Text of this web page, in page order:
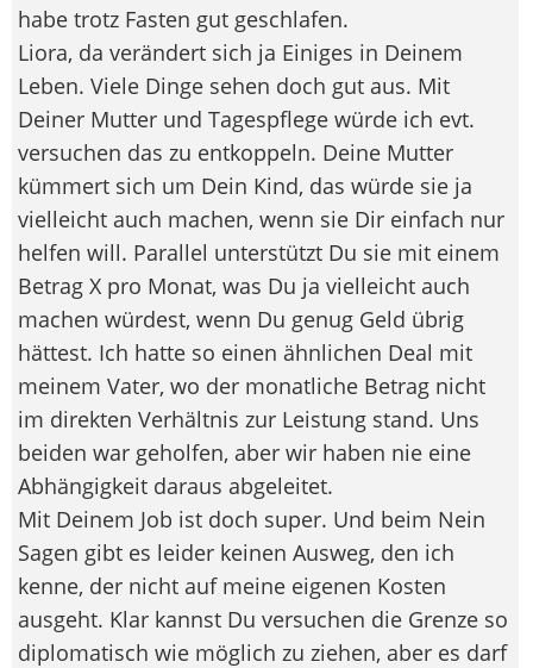
habe trotz Fasten gut geschlafen.
Liora, da verändert sich ja Einiges in Deinem
Leben. Viele Dinge sehen doch gut aus. Mit
Deiner Mutter und Tagespflege würde ich evt.
versuchen das zu entkoppeln. Deine Mutter
kümmert sich um Dein Kind, das würde sie ja
vielleicht auch machen, wenn sie Dir einfach nur
helfen will. Parallel unterstützt Du sie mit einem
Betrag X pro Monat, was Du ja vielleicht auch
machen würdest, wenn Du genug Geld übrig
hättest. Ich hatte so einen ähnlichen Deal mit
meinem Vater, wo der monatliche Betrag nicht
im direkten Verhältnis zur Leistung stand. Uns
beiden war geholfen, aber wir haben nie eine
Abhängigkeit daraus abgeleitet.
Mit Deinem Job ist doch super. Und beim Nein
Sagen gibt es leider keinen Ausweg, den ich
kenne, der nicht auf meine eigenen Kosten
ausgeht. Klar kannst Du versuchen die Grenze so
diplomatisch wie möglich zu ziehen, aber es darf